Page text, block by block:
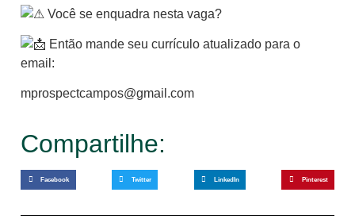
Você se enquadra nesta vaga?
Então mande seu currículo atualizado para o
email:
mprospectcampos@gmail.com
Compartilhe:
Facebook Twitter LinkedIn Pinterest